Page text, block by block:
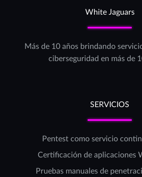
White Jaguars
Más de 10 años brindando
ciberseguridad en más de
SERVICIOS
Pentest como servicio
Certificación de aplicaciones
Pruebas manuales de